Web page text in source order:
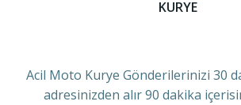
KURYE
Acil Moto Kurye Gönderilerinizi 30
adresinizden alır 90 dakika